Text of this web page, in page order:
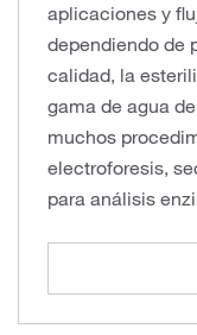
aplicaciones y
dependiendo de
calidad, la
gama de agua
muchos
electroforesis,
para análisis